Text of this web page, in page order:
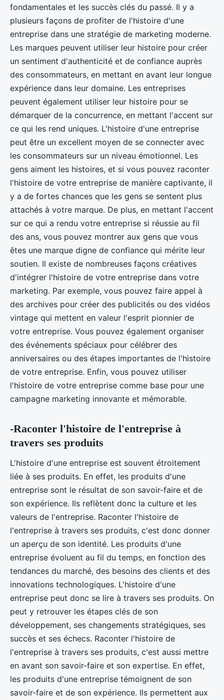
fondamentales et les succès clés du passé. Il y a
plusieurs façons de profiter de l'histoire d'une
entreprise dans une stratégie de marketing moderne.
Les marques peuvent utiliser leur histoire pour créer
un sentiment d'authenticité et de confiance auprès
des consommateurs, en mettant en avant leur longue
expérience dans leur domaine. Les entreprises
peuvent également utiliser leur histoire pour se
démarquer de la concurrence, en mettant l'accent sur
ce qui les rend uniques. L'histoire d'une entreprise
peut être un excellent moyen de se connecter avec
les consommateurs sur un niveau émotionnel. Les
gens aiment les histoires, et si vous pouvez raconter
l'histoire de votre entreprise de manière captivante, il
y a de fortes chances que les gens se sentent plus
attachés à votre marque. De plus, en mettant l'accent
sur ce qui a rendu votre entreprise si réussie au fil
des ans, vous pouvez montrer aux gens que vous
êtes une marque digne de confiance qui mérite leur
soutien. Il existe de nombreuses façons créatives
d'intégrer l'histoire de votre entreprise dans votre
marketing. Par exemple, vous pouvez faire appel à
des archives pour créer des publicités ou des vidéos
vintage qui mettent en valeur l'esprit pionnier de
votre entreprise. Vous pouvez également organiser
des événements spéciaux pour célébrer des
anniversaires ou des étapes importantes de l'histoire
de votre entreprise. Enfin, vous pouvez utiliser
l'histoire de votre entreprise comme base pour une
campagne marketing innovante et mémorable.
-Raconter l'histoire de l'entreprise à
travers ses produits
L'histoire d'une entreprise est souvent étroitement
liée à ses produits. En effet, les produits d'une
entreprise sont le résultat de son savoir-faire et de
son expérience. Ils reflètent donc la culture et les
valeurs de l'entreprise. Raconter l'histoire de
l'entreprise à travers ses produits, c'est donc donner
un aperçu de son identité. Les produits d'une
entreprise évoluent au fil du temps, en fonction des
tendances du marché, des besoins des clients et des
innovations technologiques. L'histoire d'une
entreprise peut donc se lire à travers ses produits. On
peut y retrouver les étapes clés de son
développement, ses changements stratégiques, ses
succès et ses échecs. Raconter l'histoire de
l'entreprise à travers ses produits, c'est aussi mettre
en avant son savoir-faire et son expertise. En effet,
les produits d'une entreprise témoignent de son
savoir-faire et de son expérience. Ils permettent aux